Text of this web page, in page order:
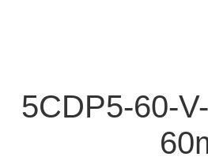
5CDP5-60-